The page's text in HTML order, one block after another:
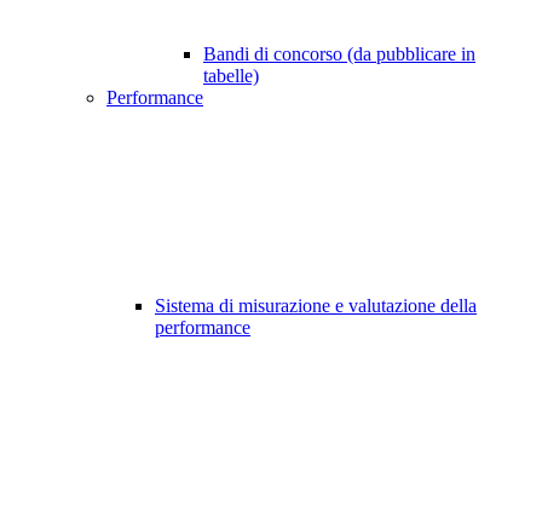
Bandi di concorso (da pubblicare in
tabelle)
Performance
Sistema di misurazione e valutazione della
performance